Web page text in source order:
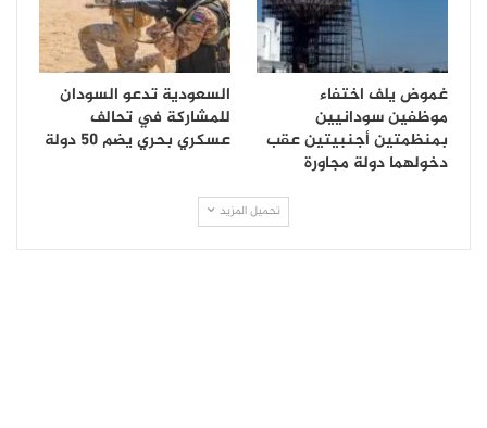
غموض يلف اختفاء
موظفين سودانيين
بمنظمتين أجنبيتين عقب
دخولهما دولة مجاورة
السعودية تدعو السودان
للمشاركة في تحالف
عسكري بحري يضم 50 دولة
تحميل المزيد